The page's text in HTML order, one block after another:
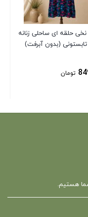
نخی حلقه ای ساحلی زنانه
(بدون آبرفت)
تومان